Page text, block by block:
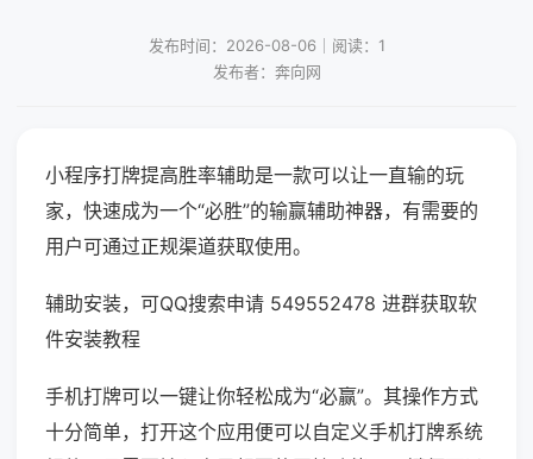
发布时间：2026-08-06｜阅读：1
发布者：奔向网
小程序打牌提高胜率辅助是一款可以让一直输的玩
家，快速成为一个“必胜”的输赢辅助神器，有需要的
用户可通过正规渠道获取使用。
辅助安装，可QQ搜索申请 549552478 进群获取软
件安装教程
手机打牌可以一键让你轻松成为“必赢”。其操作方式
十分简单，打开这个应用便可以自定义手机打牌系统